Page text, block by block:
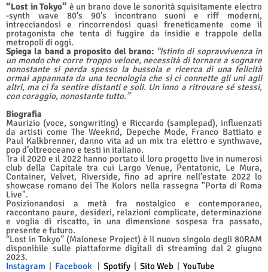
“Lost in Tokyo” è un brano dove le sonorità squisitamente electro
-synth wave 80's 90's incontrano suoni e riff moderni,
intrecciandosi e rincorrendosi quasi freneticamente come il
protagonista che tenta di fuggire da insidie e trappole della
metropoli di oggi.
Spiega la band a proposito del brano: “Istinto di sopravvivenza in
un mondo che corre troppo veloce, necessità di tornare a sognare
nonostante si perda spesso la bussola e ricerca di una felicità
ormai appannata da una tecnologia che sì ci connette gli uni agli
altri, ma ci fa sentire distanti e soli. Un inno a ritrovare sé stessi,
con coraggio, nonostante tutto.”
Biografia
Maurizio (voce, songwriting) e Riccardo (samplepad), influenzati
da artisti come The Weeknd, Depeche Mode, Franco Battiato e
Paul Kalkbrenner, danno vita ad un mix tra elettro e synthwave,
pop d’oltreoceano e testi in italiano.
Tra il 2020 e il 2022 hanno portato il loro progetto live in numerosi
club della Capitale tra cui Largo Venue, Pentatonic, Le Mura,
Container, Velvet, Riverside, fino ad aprire nell'estate 2022 lo
showcase romano dei The Kolors nella rassegna "Porta di Roma
Live".
Posizionandosi a metà fra nostalgico e contemporaneo,
raccontano paure, desideri, relazioni complicate, determinazione
e voglia di riscatto, in una dimensione sospesa fra passato,
presente e futuro.
“Lost in Tokyo” (Maionese Project) è il nuovo singolo degli 80RAM
disponibile sulle piattaforme digitali di streaming dal 2 giugno
2023.
Instagram | Facebook | Spotify | Sito Web | YouTube